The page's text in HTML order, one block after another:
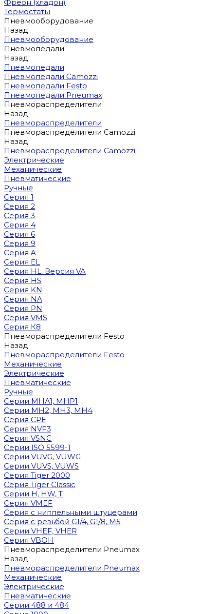
Фреон (хладон)
Термостаты
Пневмооборудование
Назад
Пневмооборудование
Пневмопедали
Назад
Пневмопедали
Пневмопедали Camozzi
Пневмопедали Festo
Пневмопедали Pneumax
Пневмораспределители
Назад
Пневмораспределители
Пневмораспределители Camozzi
Назад
Пневмораспределители Camozzi
Электрические
Механические
Пневматические
Ручные
Серия 1
Серия 2
Серия 3
Серия 4
Серия 6
Серия 9
Серия A
Серия EL
Серия HL. Версия VA
Серия HS
Серия KN
Серия NA
Серия PN
Серия VMS
Серия К8
Пневмораспределители Festo
Назад
Пневмораспределители Festo
Механические
Электрические
Пневматические
Ручные
Cерии MHA1, MHP1
Cерии MH2, MH3, MH4
Cерия CPE
Серия NVF3
Серия VSNC
Серии ISO 5599-1
Серии VUVG, VUWG
Серии VUVS, VUWS
Серия Tiger 2000
Серия Tiger Classic
Серии H, HW, T
Серия VMEF
Серия с ниппельными штуцерами
Серия с резьбой G1/4, G1/8, М5
Серии VHEF, VHER
Серия VBOH
Пневмораспределители Pneumax
Назад
Пневмораспределители Pneumax
Механические
Электрические
Пневматические
Серии 488 и 484